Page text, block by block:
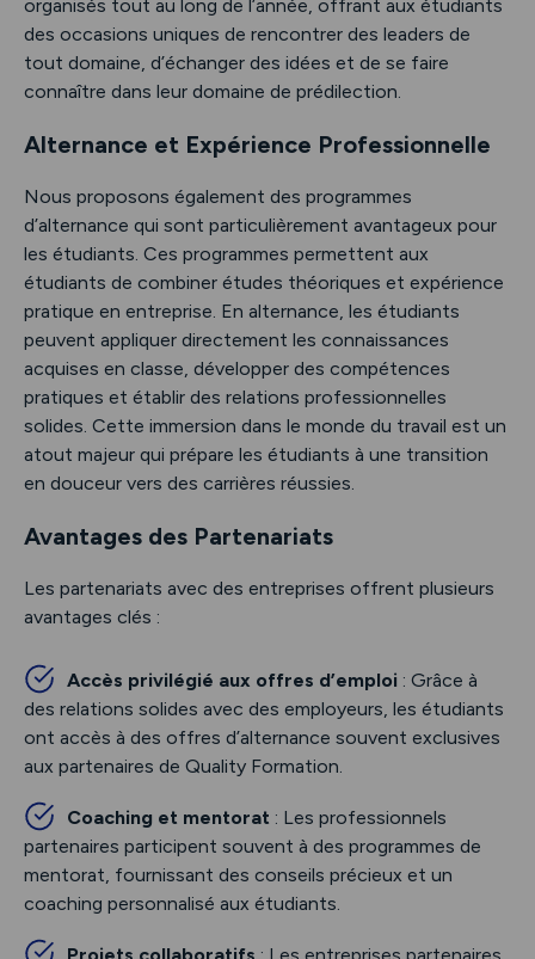
organisés tout au long de l’année, offrant aux étudiants
des occasions uniques de rencontrer des leaders de
tout domaine, d’échanger des idées et de se faire
connaître dans leur domaine de prédilection.
Alternance et Expérience Professionnelle
Nous proposons également des programmes
d’alternance qui sont particulièrement avantageux pour
les étudiants. Ces programmes permettent aux
étudiants de combiner études théoriques et expérience
pratique en entreprise. En alternance, les étudiants
peuvent appliquer directement les connaissances
acquises en classe, développer des compétences
pratiques et établir des relations professionnelles
solides. Cette immersion dans le monde du travail est un
atout majeur qui prépare les étudiants à une transition
en douceur vers des carrières réussies.
Avantages des Partenariats
Les partenariats avec des entreprises offrent plusieurs
avantages clés :
Accès privilégié aux offres d’emploi : Grâce à
des relations solides avec des employeurs, les étudiants
ont accès à des offres d’alternance souvent exclusives
aux partenaires de Quality Formation.
Coaching et mentorat : Les professionnels
partenaires participent souvent à des programmes de
mentorat, fournissant des conseils précieux et un
coaching personnalisé aux étudiants.
Projets collaboratifs : Les entreprises partenaires